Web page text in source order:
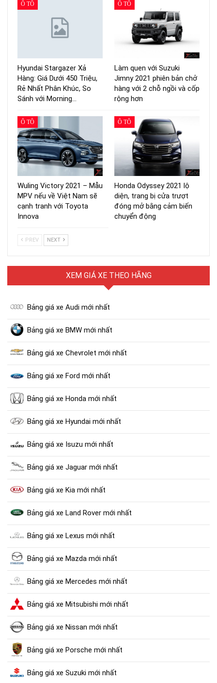
Ô TÔ
Hyundai Stargazer Xả
Hàng: Giá Dưới 450 Triệu,
Rẻ Nhất Phân Khúc, So
Sánh với Morning…
Ô TÔ
Làm quen với Suzuki
Jimny 2021 phiên bản chở
hàng với 2 chỗ ngồi và cốp
rộng hơn
Ô TÔ
Wuling Victory 2021 – Mẫu
MPV nếu về Việt Nam sẽ
cạnh tranh với Toyota
Innova
Ô TÔ
Honda Odyssey 2021 lộ
diện, trang bị cửa trượt
đóng mở bằng cảm biến
chuyển động
PREV NEXT
XEM GIÁ XE THEO HÃNG
Bảng giá xe Audi mới nhất
Bảng giá xe BMW mới nhất
Bảng giá xe Chevrolet mới nhất
Bảng giá xe Ford mới nhất
Bảng giá xe Honda mới nhất
Bảng giá xe Hyundai mới nhất
Bảng giá xe Isuzu mới nhất
Bảng giá xe Jaguar mới nhất
Bảng giá xe Kia mới nhất
Bảng giá xe Land Rover mới nhất
Bảng giá xe Lexus mới nhất
Bảng giá xe Mazda mới nhất
Bảng giá xe Mercedes mới nhất
Bảng giá xe Mitsubishi mới nhất
Bảng giá xe Nissan mới nhất
Bảng giá xe Porsche mới nhất
Bảng giá xe Suzuki mới nhất